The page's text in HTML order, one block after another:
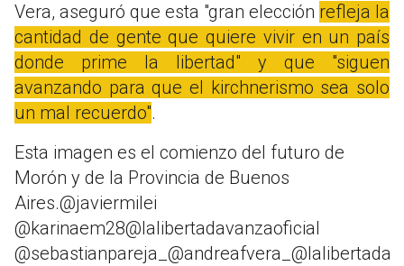
Vera, aseguró que esta "gran elección refleja la
cantidad de gente que quiere vivir en un país
donde prime la libertad" y que "siguen
avanzando para que el kirchnerismo sea solo
un mal recuerdo".
Esta imagen es el comienzo del futuro de
Morón y de la Provincia de Buenos
Aires.@javiermilei
@karinaem28@lalibertadavanzaoficial